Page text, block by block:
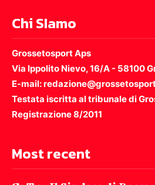
Chi SIamo
Grossetosport Aps
Via Ippolito Nievo, 16/A - 58100
E-mail:
Testata iscritta al tribunale di
Registrazione 8/2011
Most recent